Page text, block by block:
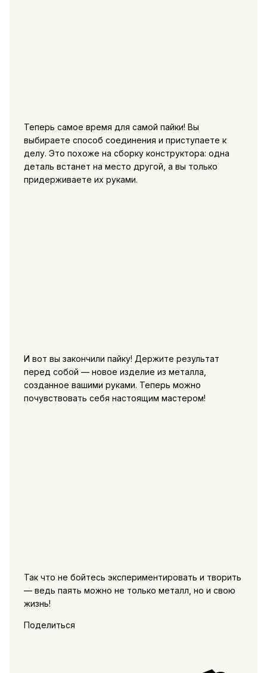
Теперь самое время для самой пайки! Вы
выбираете способ соединения и приступаете к
делу. Это похоже на сборку конструктора: одна
деталь встанет на место другой, а вы только
придерживаете их руками.
И вот вы закончили пайку! Держите результат
перед собой — новое изделие из металла,
созданное вашими руками. Теперь можно
почувствовать себя настоящим мастером!
Так что не бойтесь экспериментировать и творить
— ведь паять можно не только металл, но и свою
жизнь!
Поделиться